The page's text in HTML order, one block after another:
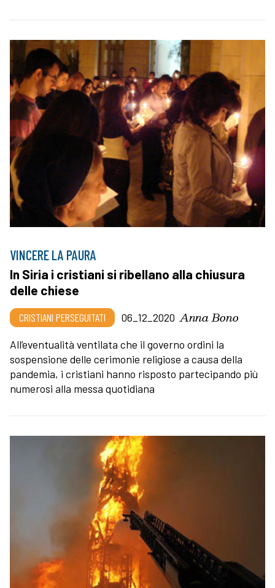
VINCERE LA PAURA
In Siria i cristiani si ribellano alla chiusura
delle chiese
CRISTIANI PERSEGUITATI 06_12_2020 Anna Bono
All’eventualità ventilata che il governo ordini la
sospensione delle cerimonie religiose a causa della
pandemia, i cristiani hanno risposto partecipando più
numerosi alla messa quotidiana